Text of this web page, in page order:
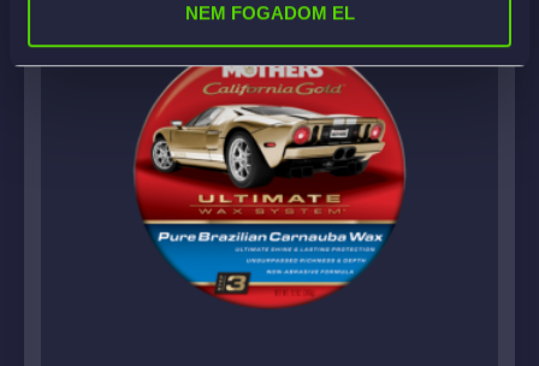
NEM FOGADOM EL